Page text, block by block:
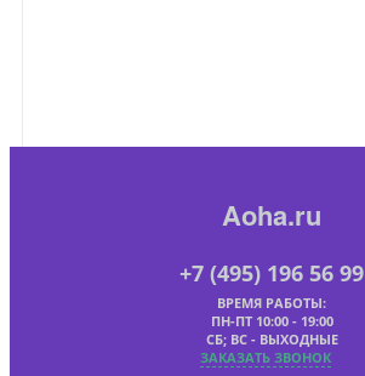
Aoha.ru
+7 (495) 196 56 99
ВРЕМЯ РАБОТЫ:
ПН-ПТ 10:00 - 19:00
СБ; ВС - ВЫХОДНЫЕ
ЗАКАЗАТЬ ЗВОНОК